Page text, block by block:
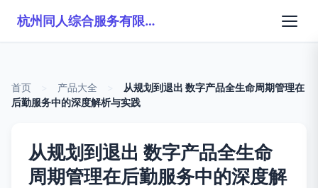
杭州同人综合服务有限公司
首页 产品大全
从规划到退出 数字产品全生命周期管理在
后勤服务中的深度解析与实践
从规划到退出 数字产品全生命
周期管理在后勤服务中的深度解